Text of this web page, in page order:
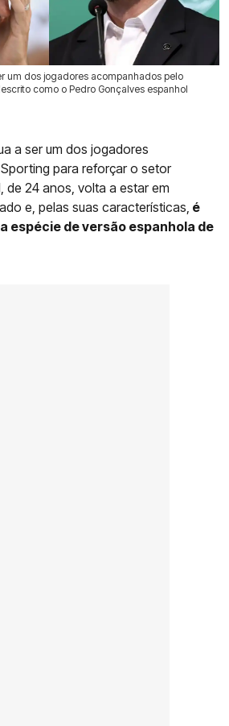
um dos jogadores acompanhados pelo
como o Pedro Gonçalves espanhol
a ser um dos jogadores
para reforçar o setor
de 24 anos, volta a estar em
e, pelas suas características, é
espécie de versão espanhola de